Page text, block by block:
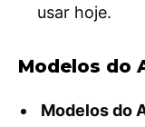
usar hoje.
Modelos do
Modelos do